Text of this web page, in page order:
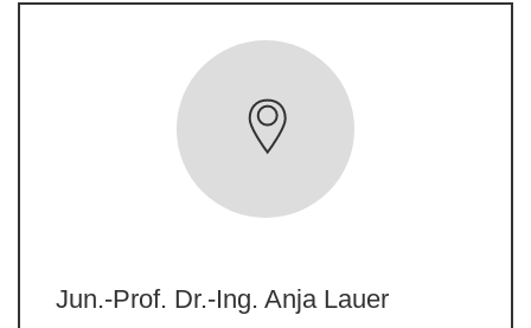
Jun.-Prof. Dr.-Ing. Anja Lauer